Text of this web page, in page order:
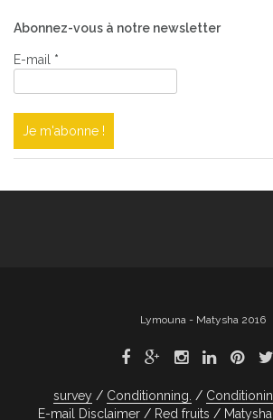
Abonnez-vous à notre newsletter
E-mail *
Lymouna - Matysha 2016
survey Conditionning.
E-mail Disclaimer
Red fruits